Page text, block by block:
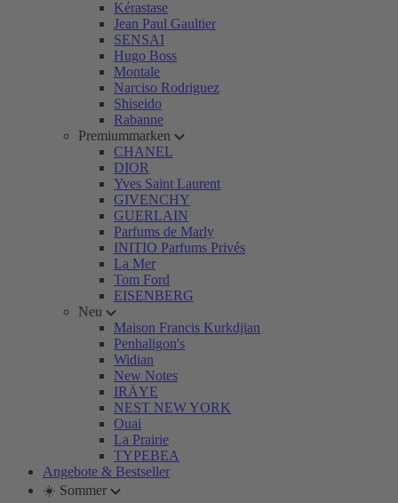
Kérastase
Jean Paul Gaultier
SENSAI
Hugo Boss
Montale
Narciso Rodriguez
Shiseido
Rabanne
Premiummarken
CHANEL
DIOR
Yves Saint Laurent
GIVENCHY
GUERLAIN
Parfums de Marly
INITIO Parfums Privés
La Mer
Tom Ford
EISENBERG
Neu
Maison Francis Kurkdjian
Penhaligon's
Widian
New Notes
IRÄYE
NEST NEW YORK
Ouai
La Prairie
TYPEBEA
Angebote & Bestseller
☀️ Sommer